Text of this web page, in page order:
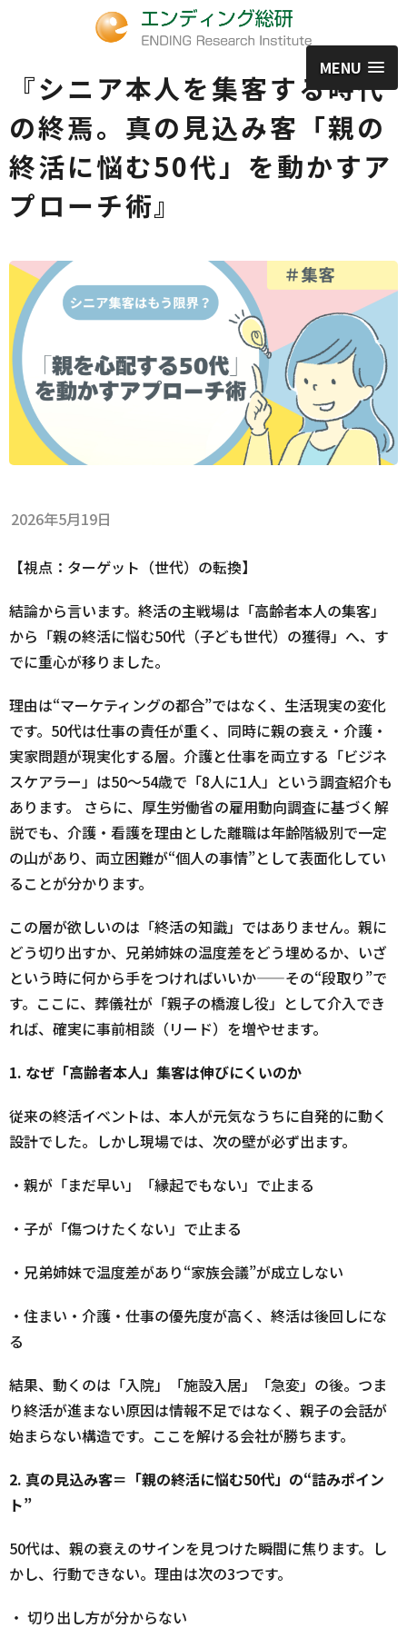
MENU
『シニア本人を集客する時代
の終焉。真の見込み客「親の
終活に悩む50代」を動かすア
プローチ術』
2026年5月19日
【視点：ターゲット（世代）の転換】
結論から言います。終活の主戦場は「高齢者本人の集客」
から「親の終活に悩む50代（子ども世代）の獲得」へ、す
でに重心が移りました。
理由は“マーケティングの都合”ではなく、生活現実の変化
です。50代は仕事の責任が重く、同時に親の衰え・介護・
実家問題が現実化する層。介護と仕事を両立する「ビジネ
スケアラー」は50〜54歳で「8人に1人」という調査紹介も
あります。 さらに、厚生労働省の雇用動向調査に基づく解
説でも、介護・看護を理由とした離職は年齢階級別で一定
の山があり、両立困難が“個人の事情”として表面化してい
ることが分かります。
この層が欲しいのは「終活の知識」ではありません。親に
どう切り出すか、兄弟姉妹の温度差をどう埋めるか、いざ
という時に何から手をつければいいか——その“段取り”で
す。ここに、葬儀社が「親子の橋渡し役」として介入でき
れば、確実に事前相談（リード）を増やせます。
1. なぜ「高齢者本人」集客は伸びにくいのか
従来の終活イベントは、本人が元気なうちに自発的に動く
設計でした。しかし現場では、次の壁が必ず出ます。
・親が「まだ早い」「縁起でもない」で止まる
・子が「傷つけたくない」で止まる
・兄弟姉妹で温度差があり“家族会議”が成立しない
・住まい・介護・仕事の優先度が高く、終活は後回しにな
る
結果、動くのは「入院」「施設入居」「急変」の後。つま
り終活が進まない原因は情報不足ではなく、親子の会話が
始まらない構造です。ここを解ける会社が勝ちます。
2. 真の見込み客＝「親の終活に悩む50代」の“詰みポイン
ト”
50代は、親の衰えのサインを見つけた瞬間に焦ります。し
かし、行動できない。理由は次の3つです。
・ 切り出し方が分からない